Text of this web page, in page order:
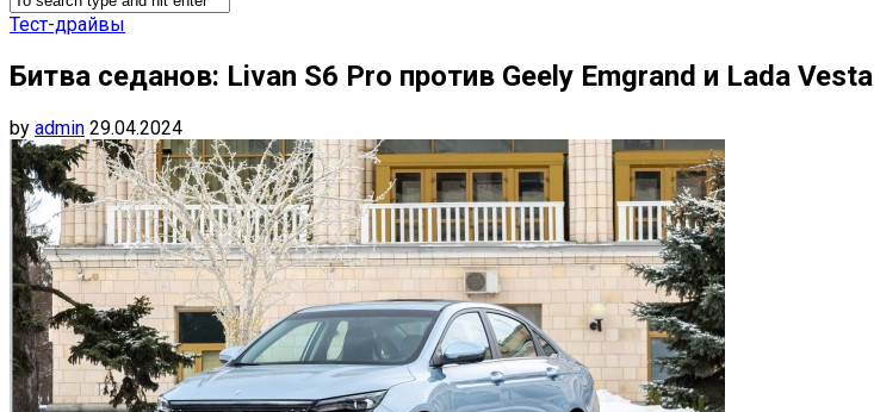
Тест-драйвы
Битва седанов: Livan S6 Pro против Geely Emgrand и Lada Vesta
by admin 29.04.2024